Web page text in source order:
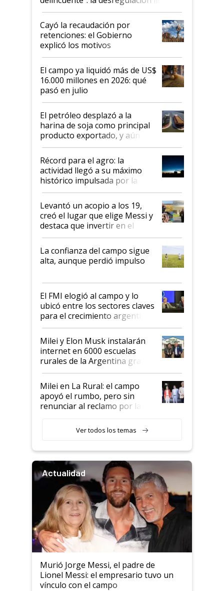
al Congreso Aapresid y hasta se
habló del financiamiento al IPCVA
Cayó la recaudación por
retenciones: el Gobierno
explicó los motivos
El campo ya liquidó más de US$
16.000 millones en 2026: qué
pasó en julio
El petróleo desplazó a la
harina de soja como principal
producto exportado, y aún así
el agro aportó casi seis de cada
diez dólares y sostuvo el
liderazgo en un semestre
récord
Récord para el agro: la
actividad llegó a su máximo
histórico impulsada por la
cosecha y las exportaciones
Levantó un acopio a los 19,
creó el lugar que elige Messi y
destaca que invertir en el
kirchnerismo era como "darle
plata a un hijo para droga":
Juan Félix Rossetti, el libertario
que de una dura crisis salió
de Milei
La confianza del campo sigue
alta, aunque perdió impulso
El FMI elogió al campo y lo
ubicó entre los sectores claves
para el crecimiento argentino
Milei y Elon Musk instalarán
internet en 6000 escuelas
rurales de la Argentina gracias
a un acuerdo con Starlink
Milei en La Rural: el campo
apoyó el rumbo, pero sin
renunciar al reclamo por las
Ver todos los temas
Actualidad
Murió Jorge Messi, el padre de
Lionel Messi: el empresario tuvo un
vínculo con el campo